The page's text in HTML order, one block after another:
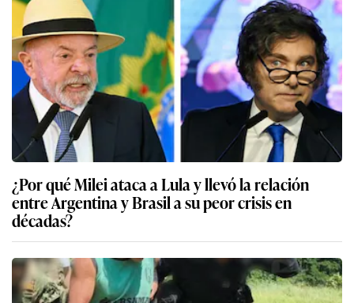
¿Por qué Milei ataca a Lula y llevó la relación
entre Argentina y Brasil a su peor crisis en
décadas?